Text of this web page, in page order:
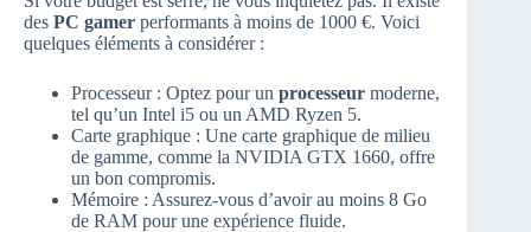
des PC gamer performants à moins de 1000 €. Voici
quelques éléments à considérer :
Processeur : Optez pour un processeur moderne,
tel qu’un Intel i5 ou un AMD Ryzen 5.
Carte graphique : Une carte graphique de milieu
de gamme, comme la NVIDIA GTX 1660, offre
un bon compromis.
Mémoire : Assurez-vous d’avoir au moins 8 Go
de RAM pour une expérience fluide.